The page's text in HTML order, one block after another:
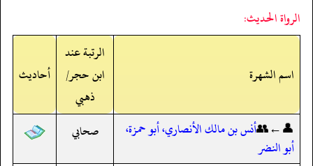
الرواة الحديث:
اسم الشهرة
الرتبة عند
ابن حجر/
ذهبي
أحاديث
👤←👥أنس بن مالك الأنصاري، أبو حمزة،
أبو النضر
صحابي